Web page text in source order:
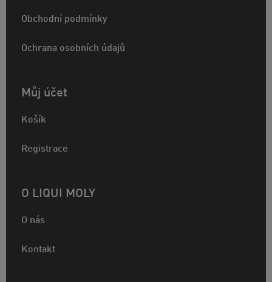
Obchodní podmínky
Ochrana osobních údajů
Můj účet
Košík
Registrace
O LIQUI MOLY
O nás
Kontakt